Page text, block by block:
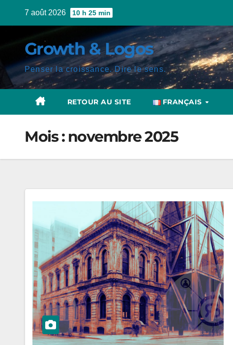
7 août 2026 10 h 25 min
Growth & Logos
Penser la croissance. Dire le sens.
RETOUR AU SITE FRANÇAIS
Mois : novembre 2025